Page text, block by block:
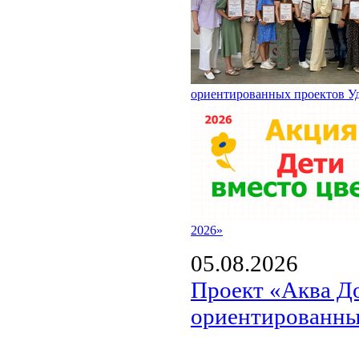
ориентированных проектов
2026»
05.08.2026
Проект «Аква